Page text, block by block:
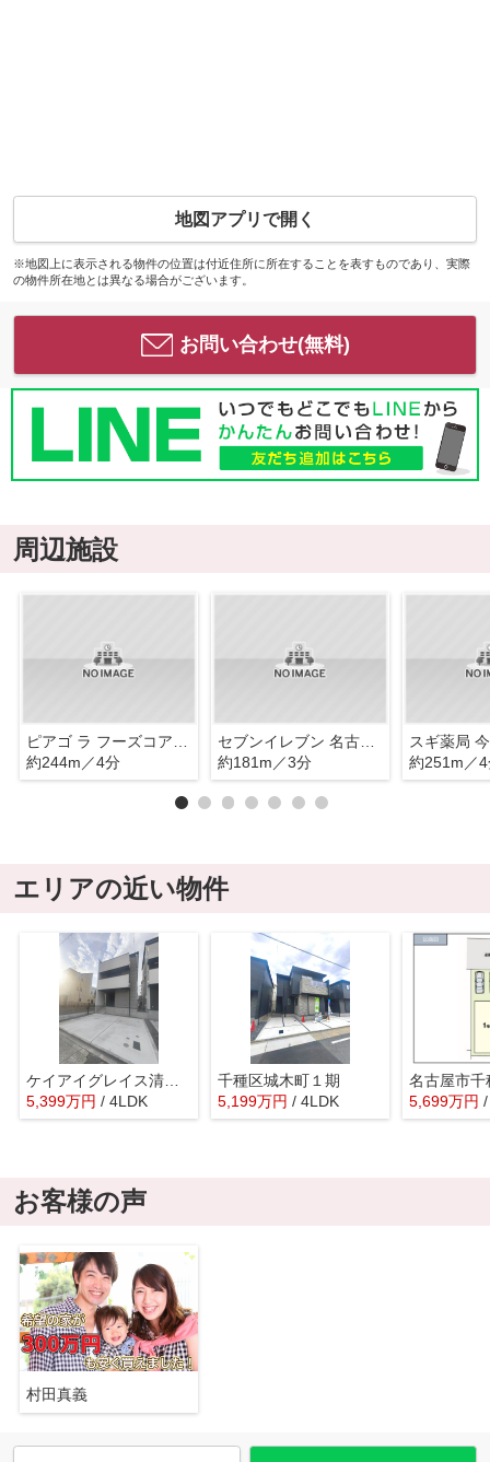
地図アプリで開く
※地図上に表示される物件の位置は付近住所に所在することを表すものであり、実際
の物件所在地とは異なる場合がございます。
お問い合わせ(無料)
周辺施設
約244m／4分
セブンイレブン 名古屋今池3丁目店
約181m／3分
スギ薬局
約251m／
エリアの近い物件
ケイアイグレイス清明山2期
5,399万円 / 4LDK
千種区城木町１期
5,199万円 / 4LDK 5,699万円
お客様の声
村田真義